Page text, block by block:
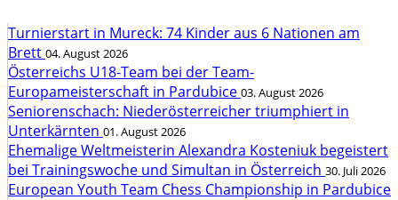
Turnierstart in Mureck: 74 Kinder aus 6 Nationen am
Brett 04. August 2026
Österreichs U18-Team bei der Team-
Europameisterschaft in Pardubice 03. August 2026
Seniorenschach: Niederösterreicher triumphiert in
Unterkärnten 01. August 2026
Ehemalige Weltmeisterin Alexandra Kosteniuk begeistert
bei Trainingswoche und Simultan in Österreich 30. Juli 2026
European Youth Team Chess Championship in Pardubice